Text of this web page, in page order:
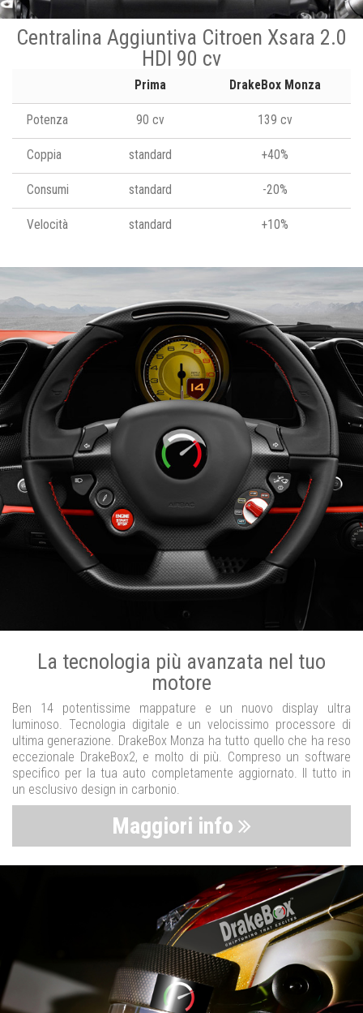
Centralina Aggiuntiva Citroen Xsara 2.0
HDI 90 cv
Prima DrakeBox Monza
Potenza 90 cv 139 cv
Coppia standard +40%
Consumi standard -20%
Velocità standard +10%
La tecnologia più avanzata nel tuo
motore
Ben 14 potentissime mappature e un nuovo display ultra
luminoso. Tecnologia digitale e un velocissimo processore di
ultima generazione. DrakeBox Monza ha tutto quello che ha reso
eccezionale DrakeBox2, e molto di più. Compreso un software
specifico per la tua auto completamente aggiornato. Il tutto in
un esclusivo design in carbonio.
Maggiori info